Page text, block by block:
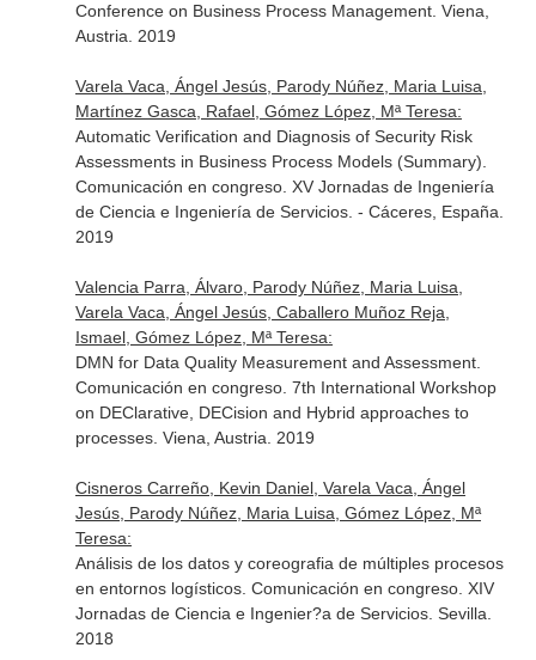
Conference on Business Process Management. Viena,
Austria. 2019
Varela Vaca, Ángel Jesús, Parody Núñez, Maria Luisa,
Martínez Gasca, Rafael, Gómez López, Mª Teresa:
Automatic Verification and Diagnosis of Security Risk
Assessments in Business Process Models (Summary).
Comunicación en congreso. XV Jornadas de Ingeniería
de Ciencia e Ingeniería de Servicios. - Cáceres, España.
2019
Valencia Parra, Álvaro, Parody Núñez, Maria Luisa,
Varela Vaca, Ángel Jesús, Caballero Muñoz Reja,
Ismael, Gómez López, Mª Teresa:
DMN for Data Quality Measurement and Assessment.
Comunicación en congreso. 7th International Workshop
on DEClarative, DECision and Hybrid approaches to
processes. Viena, Austria. 2019
Cisneros Carreño, Kevin Daniel, Varela Vaca, Ángel
Jesús, Parody Núñez, Maria Luisa, Gómez López, Mª
Teresa:
Análisis de los datos y coreografia de múltiples procesos
en entornos logísticos. Comunicación en congreso. XIV
Jornadas de Ciencia e Ingenier?a de Servicios. Sevilla.
2018